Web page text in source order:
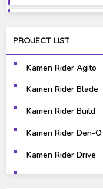
Science Fiction
Super Hero
PROJECT LIST
Kamen Rider Agito
Kamen Rider Blade
Kamen Rider Build
Kamen Rider Den-O
Kamen Rider Drive
Kamen Rider Ex-Aid